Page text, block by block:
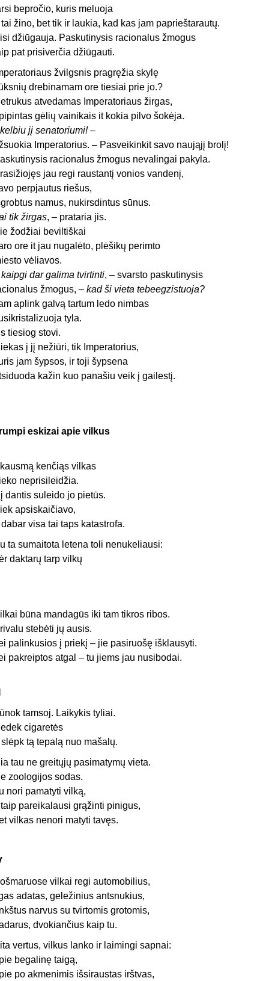
bepročio, kuris meluoja
tai žino, bet tik ir laukia, kad kas jam paprieštarautų.
džiūgauja. Paskutinysis racionalus žmogus
pat prisiverčia džiūgauti.
žvilgsnis pragręžia skylę
drebinamam ore tiesiai prie jo.?
atvedamas Imperatoriaus žirgas,
gėlių vainikais it kokia pilvo šokėja.
jį senatoriumi!–
Imperatorius. – Pasveikinkit savo naująjį brolį!
racionalus žmogus nevalingai pakyla.
jau regi raustantį vonios vandenį,
perpjautus riešus,
namus, nukirsdintus sūnus.
tik žirgas, – prataria jis.
žodžiai beviltiškai
ore it jau nugalėto, plėšikų perimto
vėliavos.
kaipgi dar galima tvirtinti, – svarsto paskutinysis
žmogus, – kad ši vieta tebeegzistuoja?
aplink galvą tartum ledo nimbas
tyla.
tiesiog stovi.
į jį nežiūri, tik Imperatorius,
jam šypsos, ir toji šypsena
kažin kuo panašiu veik į gailestį.
eskizai apie vilkus
kenčiąs vilkas
neprisileidžia.
jį dantis suleido jo pietūs.
apsiskaičiavo,
visa tai taps katastrofa.
ta sumaitota letena toli nenukeliausi:
daktarų tarp vilkų
būna mandagūs iki tam tikros ribos.
stebėti jų ausis.
palinkusios į priekį – jie pasiruošę išklausyti.
pakreiptos atgal – tu jiems jau nusibodai.
tamsoj. Laikykis tyliai.
cigaretės
slėpk tą tepalą nuo mašalų.
tau ne greitųjų pasimatymų vieta.
zoologijos sodas.
nori pamatyti vilką,
pareikalausi grąžinti pinigus,
vilkas nenori matyti tavęs.
vilkai regi automobilius,
adatas, geležinius antsnukius,
narvus su tvirtomis grotomis,
dvokiančius kaip tu.
vertus, vilkus lanko ir laimingi sapnai:
begalinę taigą,
po akmenimis išsiraustas irštvas,